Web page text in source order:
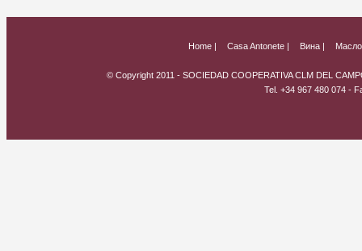
Home | Casa Antonete | Вина |
© Copyright 2011 - SOCIEDAD COOPERATIVA CLM DEL
Tel. +34 967 480 074 -